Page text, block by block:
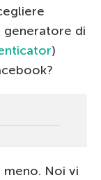
generatore di
)
Noi vi